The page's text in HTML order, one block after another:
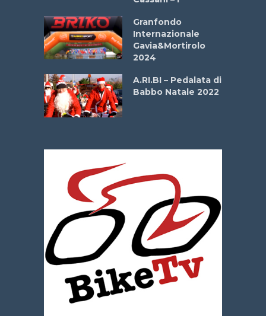
Granfondo
Internazionale
Gavia&Mortirolo
2024
A.RI.BI – Pedalata di
Babbo Natale 2022